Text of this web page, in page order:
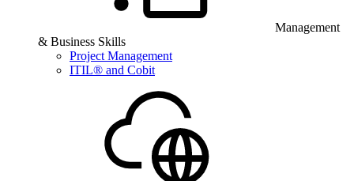
Management
& Business Skills
Project Management
ITIL® and Cobit